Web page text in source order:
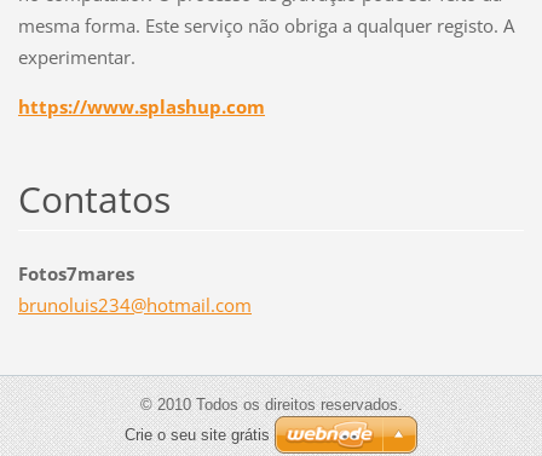
mesma forma. Este serviço não obriga a qualquer registo. A
experimentar.
https://www.splashup.com
Contatos
Fotos7mares
brunoluis234@hotmail.com
© 2010 Todos os direitos reservados.
Crie o seu site grátis